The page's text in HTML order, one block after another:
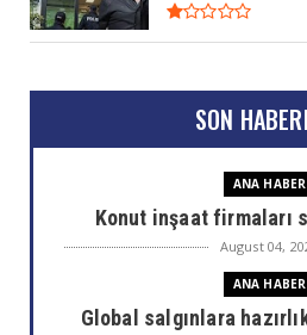
SON
ANA HABER
Konut inşaat firmaları
August 04,
ANA HABER
Global salgınlara